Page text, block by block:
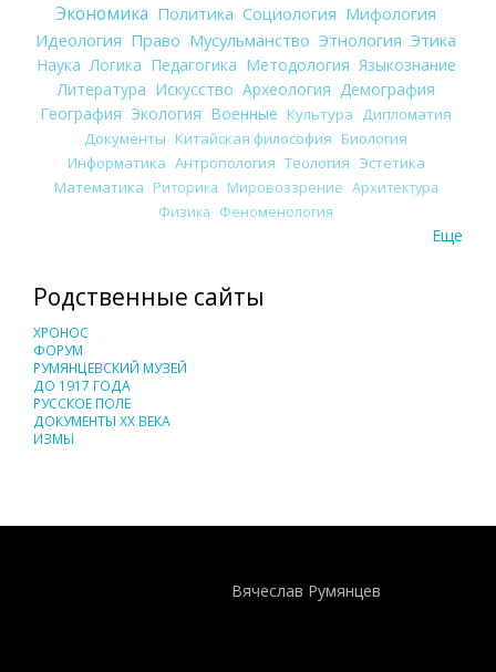
Экономика Политика Социология Мифология
Идеология Право Мусульманство Этнология Этика
Наука Логика Педагогика Методология Языкознание
Литература Искусство Археология Демография
География Экология Военные Культура
Дипломатия
Документы Китайская философия Биология
Информатика Антропология Теология Эстетика
Математика Риторика Мировоззрение Архитектура
Физика Феноменология
Еще
Родственные сайты
ХРОНОС
ФОРУМ
РУМЯНЦЕВСКИЙ МУЗЕЙ
ДО 1917 ГОДА
РУССКОЕ ПОЛЕ
ДОКУМЕНТЫ XX ВЕКА
ИЗМЫ
Вячеслав Румянцев